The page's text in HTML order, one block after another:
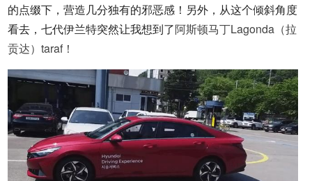
的点缀下，营造几分独有的邪恶感！另外，从这个倾斜角度
看去，七代伊兰特突然让我想到了阿斯顿马丁Lagonda（拉
贡达）taraf！